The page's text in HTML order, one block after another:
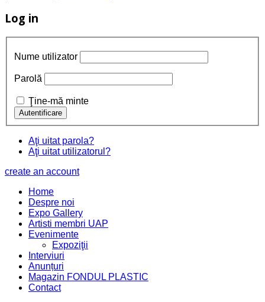
Log in
Nume utilizator
Parolă
Ţine-mă minte
Aţi uitat parola?
Aţi uitat utilizatorul?
create an account
Home
Despre noi
Expo Gallery
Artisti membri UAP
Evenimente
Expoziţii
Interviuri
Anunțuri
Magazin FONDUL PLASTIC
Contact